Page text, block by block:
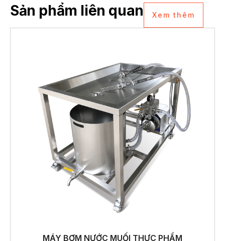
Sản phẩm liên quan Xem thêm
MÁY BƠM NƯỚC MUỐI THỰC PHẨM